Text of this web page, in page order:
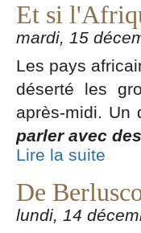
Et si
mardi, 15
Les pays
déserté les
après-midi. Un
parler avec
Lire la suite
De
lundi, 14